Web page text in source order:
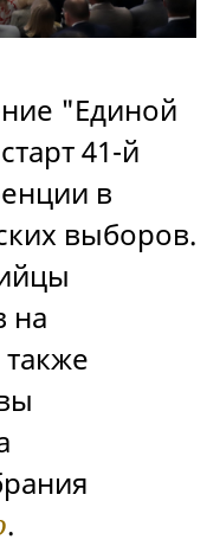
"Единой
41-й
в
выборов.
на
.